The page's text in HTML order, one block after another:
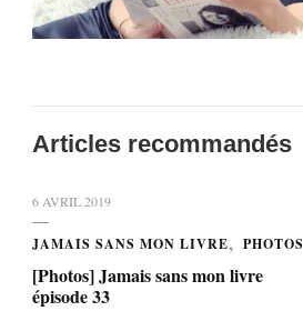
Articles recommandés
6 AVRIL 2019
JAMAIS SANS MON LIVRE PHOTOS
[Photos] Jamais sans mon livre
épisode 33